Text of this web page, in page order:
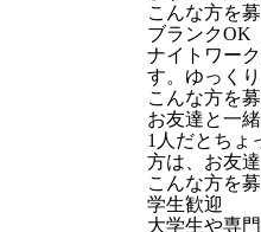
こんな方を
ブランクOK
ナイトワー
す。ゆっく
こんな方を
お友達と一
1人だとちょ
方は、お友
こんな方を
学生歓迎
大学生や専